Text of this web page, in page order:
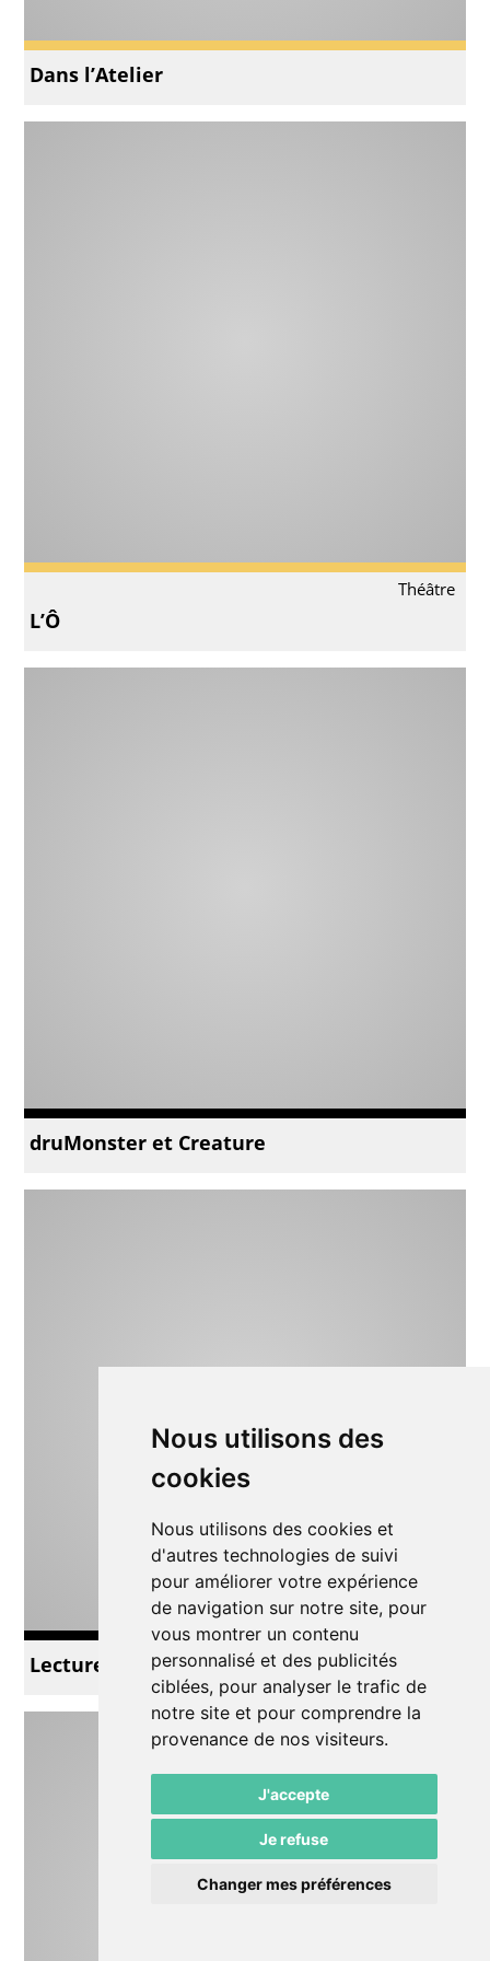
Nous utilisons des
cookies
Nous utilisons des cookies et
d'autres technologies de suivi
pour améliorer votre expérience
de navigation sur notre site, pour
vous montrer un contenu
personnalisé et des publicités
ciblées, pour analyser le trafic de
notre site et pour comprendre la
provenance de nos visiteurs.
J'accepte
Je refuse
Changer mes préférences
Dans l’Atelier
Théâtre
L’Ô
druMonster et Creature
Lecture-entretien avec Saša Stanišic